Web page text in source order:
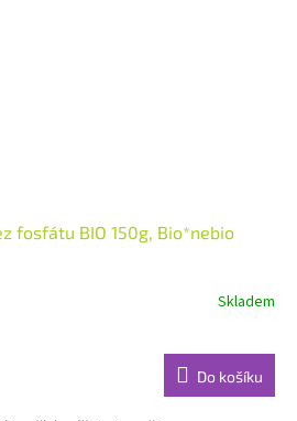
fosfátu BIO 150g, Bio*nebio
Skladem
Do košíku